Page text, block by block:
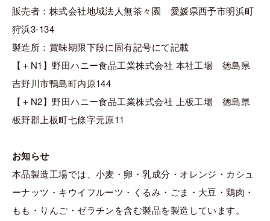
販売者：株式会社地域法人無茶々園 愛媛県西予市明浜町
狩浜3-134
製造所：賞味期限下段に固有記号にて記載
【＋N1】野田ハニー食品工業株式会社 本社工場 徳島県
吉野川市鴨島町内原144
【＋N2】野田ハニー食品工業株式会社 上板工場 徳島県
板野郡上板町七條字元原11
お知らせ
本品製造工場では、小麦・卵・乳成分・オレンジ・カシュ
ーナッツ・キウイフルーツ・くるみ・ごま・大豆・鶏肉・
もも・りんご・ゼラチンを含む製品を製造しています。